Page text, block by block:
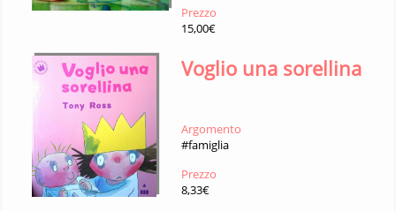
Prezzo
15,00€
Voglio una sorellina
Argomento
#famiglia
Prezzo
8,33€